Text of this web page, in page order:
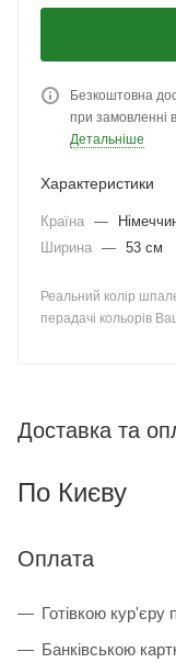
Безкоштовна
при замовленні
Детальніше
Характеристики
Країна —
Ширина — 53 см
Реальний колір
перадачі кольорів
Доставка та
По Києву
Оплата
Готівкою кур'єру
Банківською